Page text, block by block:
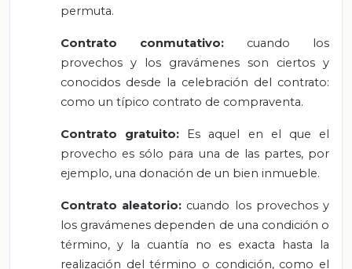
permuta.
Contrato conmutativo: cuando los
provechos y los gravámenes son ciertos y
conocidos desde la celebración del contrato:
como un típico contrato de compraventa.
Contrato gratuito:
Es aquel en el que el
provecho es sólo para una de las partes, por
ejemplo, una donación de un bien inmueble.
Contrato aleatorio: cuando los provechos y
los gravámenes dependen de una condición o
término, y la cuantía no es exacta hasta la
realización del término o condición, como el